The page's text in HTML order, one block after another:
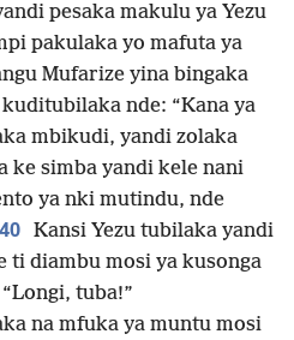
pesaka makulu ya Yezu
pakulaka yo mafuta ya
Mufarize yina bingaka
nde: “Kana ya
mbikudi, yandi zolaka
ke simba yandi kele nani
ya nki mutindu, nde
40 Kansi Yezu tubilaka yandi
ti diambu mosi ya kusonga
tuba!”
na mfuka ya muntu mosi